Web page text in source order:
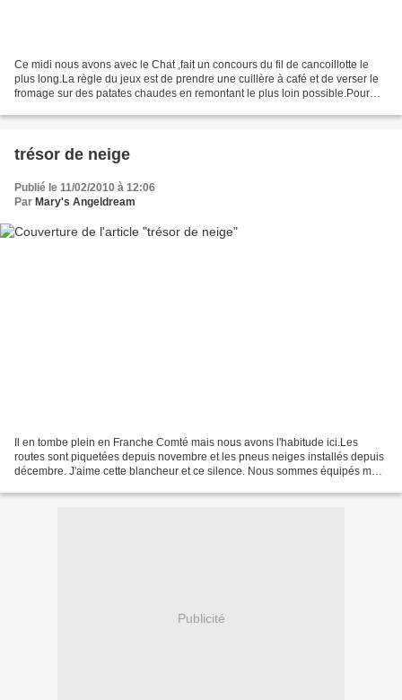
Ce midi nous avons avec le Chat ,fait un concours du fil de cancoillotte le
plus long.La règle du jeux est de prendre une cuillère à café et de verser le
fromage sur des patates chaudes en remontant le plus loin possible.Pour
trésor de neige
Publié le 11/02/2010 à 12:06
Par Mary's Angeldream
Il en tombe plein en Franche Comté mais nous avons l'habitude ici.Les
routes sont piquetées depuis novembre et les pneus neiges installés depuis
décembre. J'aime cette blancheur et ce silence. Nous sommes équipés mais
Publicité